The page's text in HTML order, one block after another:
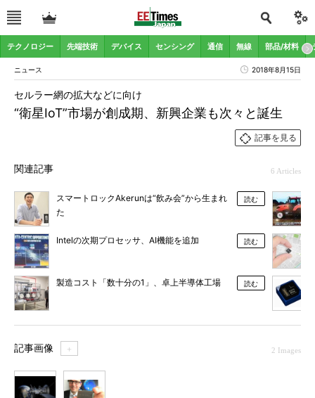
テクノロジー 先端技術 デバイス センシング 通信 無線 部品/材料
ニュース 2018年8月15日
“衛星IoT”市場が創成期、新興企業も次々と誕生
セルラー網の拡大などに向け
記事を見る
関連記事 6 Articles
スマートロックAkerunは“飲み会”から生まれ
た
読む
Intelの次期プロセッサ、AI機能を追加 読む
製造コスト「数十分の1」、卓上半導体工場 読む
記事画像 ＋ 2 Images